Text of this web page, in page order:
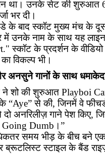
था। उनके सेट की शुरुआत
भर दी।
डे के बाद स्कॉट मुख्य मंच के
में उनके नाम के साथ यह
स्कॉट के प्रदर्शन के वीडियो
विकल्प भी।
अनसुने गानों के साथ
ने शो की शुरुआत Playboi
“Aye” से की, जिनमें वे
दो अनरिलीज़ गाने पेश किए,
Going Dumb।”
समय भीड़ के बीच बने
ब्रूटलिस्ट स्टाइल के बैंड